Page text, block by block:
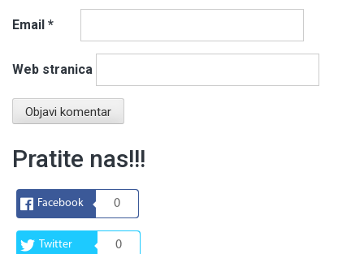
Email *
Web stranica
Pratite nas!!!
Facebook 0
Twitter 0